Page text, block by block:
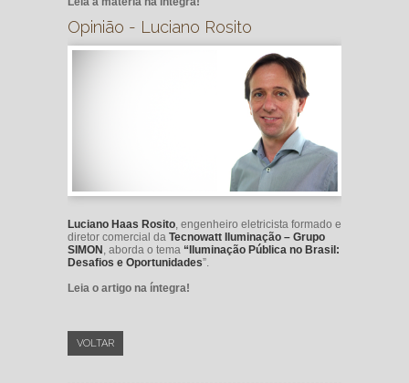
Opinião - Luciano Rosito
Luciano Haas Rosito, engenheiro eletricista formado e
diretor comercial da Tecnowatt Iluminação – Grupo
SIMON , aborda o tema “Iluminação Pública no Brasil:
Desafios e Oportunidades”.
Leia o artigo na íntegra!
VOLTAR